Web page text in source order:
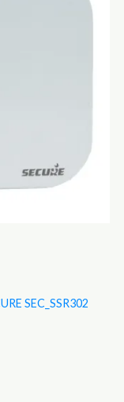
SEC_SSR302